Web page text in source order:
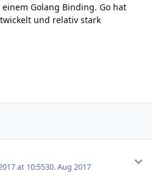
Golang Binding. Go hat
und relativ stark
at 10:5530. Aug 2017